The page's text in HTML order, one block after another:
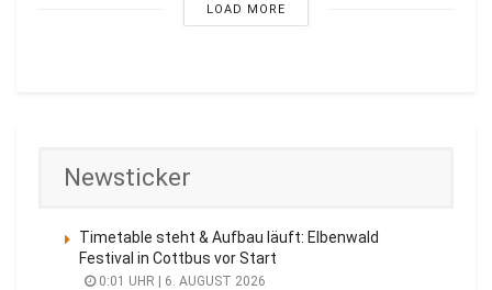
LOAD MORE
Newsticker
Timetable steht & Aufbau läuft: Elbenwald
Festival in Cottbus vor Start
0:01 UHR | 6. AUGUST 2026